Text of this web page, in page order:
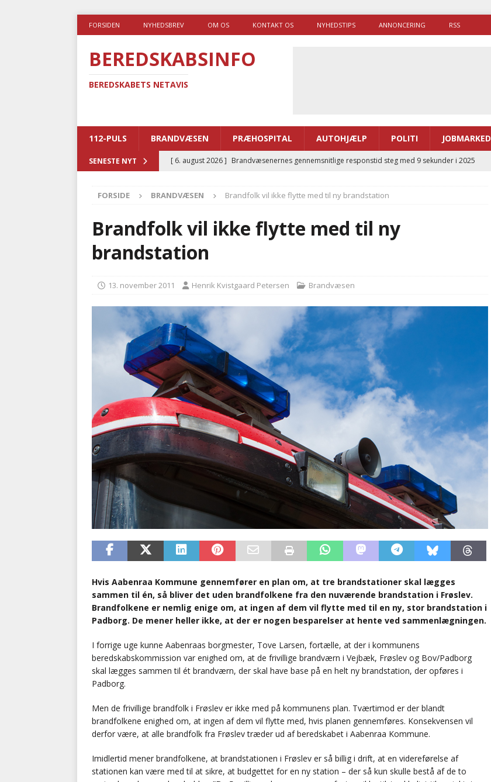
FORSIDEN NYHEDSBREV OM OS KONTAKT OS NYHEDSTIPS ANNONCERING RSS
BEREDSKABSINFO
BEREDSKABETS NETAVIS
112-PULS BRANDVÆSEN PRÆHOSPITAL AUTOHJÆLP POLITI JOBMARKED
SENESTE NYT [ 6. august 2026 ] Brandvæsenernes gennemsnitlige responstid steg med 9 sekunder i 2025
[ 5. august 2026 ] Advarer: Udløb af sygetransporttilladelser kan sende 400.000 kørsler over
i det offentlige
PRÆHOSPITAL
Ny ambulance og el-sygetransportvogn til Samsø
[ 4. august 2026 ]
BRANDVÆSEN
nødsporet
FORSIDE BRANDVÆSEN Brandfolk vil ikke flytte med til ny brandstation
Brandfolk vil ikke flytte med til ny
brandstation
13. november 2011 Henrik Kvistgaard Petersen Brandvæsen
Hvis Aabenraa Kommune gennemfører en plan om, at tre brandstationer skal lægges
sammen til én, så bliver det uden brandfolkene fra den nuværende brandstation i Frøslev.
Brandfolkene er nemlig enige om, at ingen af dem vil flytte med til en ny, stor brandstation i
Padborg. De mener heller ikke, at der er nogen besparelser at hente ved sammenlægningen.
I forrige uge kunne Aabenraas borgmester, Tove Larsen, fortælle, at der i kommunens
beredskabskommission var enighed om, at de frivillige brandværn i Vejbæk, Frøslev og Bov/Padborg
skal lægges sammen til ét brandværn, der skal have base på en helt ny brandstation, der opføres i
Padborg.
Men de frivillige brandfolk i Frøslev er ikke med på kommunens plan. Tværtimod er der blandt
brandfolkene enighed om, at ingen af dem vil flytte med, hvis planen gennemføres. Konsekvensen vil
derfor være, at alle brandfolk fra Frøslev træder ud af beredskabet i Aabenraa Kommune.
Imidlertid mener brandfolkene, at brandstationen i Frøslev er så billig i drift, at en videreførelse af
stationen kan være med til at sikre, at budgettet for en ny station – der så kun skulle bestå af de to